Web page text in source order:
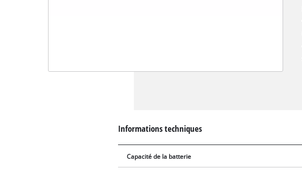
Informations techniques
Capacité de la batterie